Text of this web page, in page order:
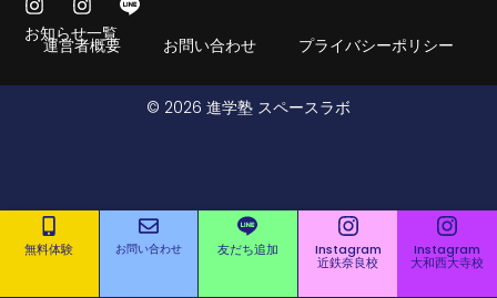
無料体験 お問い合わせ 友だち追加 Instagram
近鉄奈良校
Instagram
大和西大寺校
お知らせ一覧
運営者概要 お問い合わせ プライバシーポリシー
© 2026 進学塾 スペースラボ